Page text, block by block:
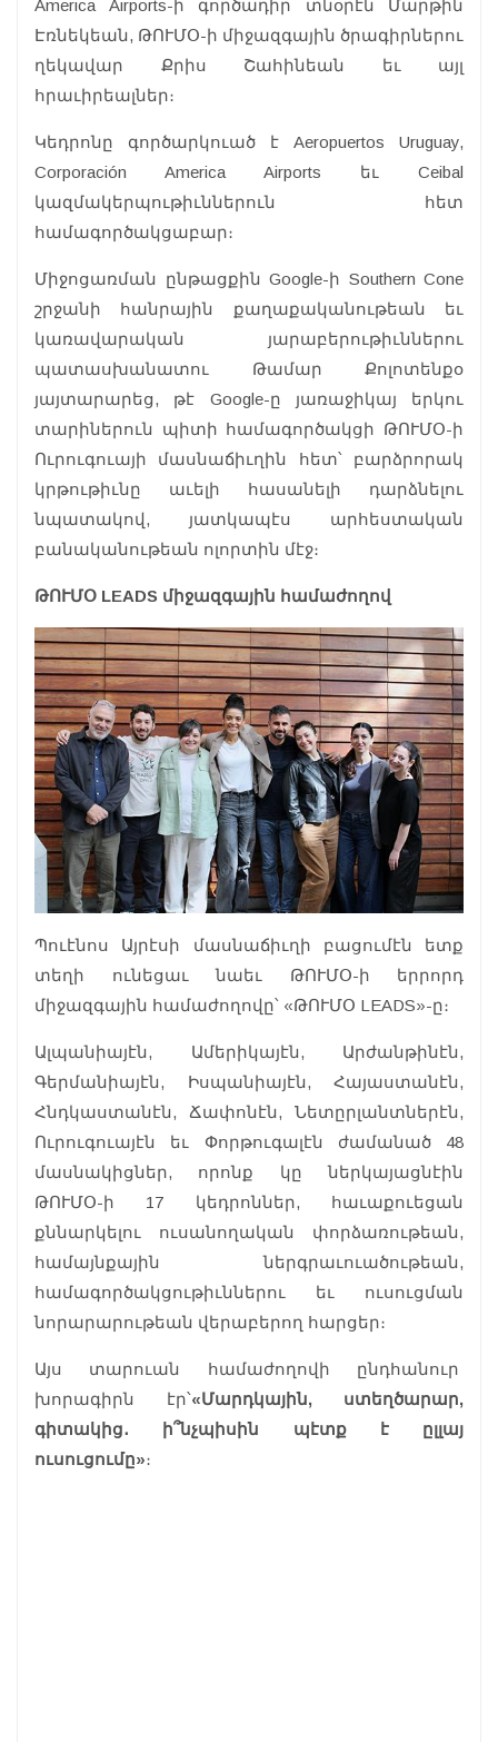
America Airports-ի գործադիր տնօրէն Մարթին
Էռնեկեան, ԹՈՒՄՕ-ի միջազգային ծրագիրներու
ղեկավար Քրիս Շահինեան եւ այլ
հրաւիրեալներ։
Կեդրոնը գործարկուած է Aeropuertos Uruguay,
Corporación America Airports եւ Ceibal
կազմակերպութիւններուն հետ
համագործակցաբար։
Միջոցառման ընթացքին Google-ի Southern Cone
շրջանի հանրային քաղաքականութեան եւ
կառավարական յարաբերութիւններու
պատասխանատու Թամար Քոլոտենքօ
յայտարարեց, թէ Google-ը յառաջիկայ երկու
տարիներուն պիտի համագործակցի ԹՈՒՄՕ-ի
Ուրուգուայի մասնաճիւղին հետ՝ բարձրորակ
կրթութիւնը աւելի հասանելի դարձնելու
նպատակով, յատկապէս արհեստական
բանականութեան ոլորտին մէջ։
ԹՈՒՄՕ LEADS միջազգային համաժողով
Պուէնոս Այրէսի մասնաճիւղի բացումէն ետք
տեղի ունեցաւ նաեւ ԹՈՒՄՕ-ի երրորդ
միջազգային համաժողովը՝ «ԹՈՒՄՕ LEADS»-ը։
Ալպանիայէն, Ամերիկայէն, Արժանթինէն,
Գերմանիայէն, Իսպանիայէն, Հայաստանէն,
Հնդկաստանէն, Ճափոնէն, Նետըրլանտներէն,
Ուրուգուայէն եւ Փորթուգալէն ժամանած 48
մասնակիցներ, որոնք կը ներկայացնէին
ԹՈՒՄՕ-ի 17 կեդրոններ, հաւաքուեցան
քննարկելու ուսանողական փորձառութեան,
համայնքային ներգրաւուածութեան,
համագործակցութիւններու եւ ուսուցման
նորարարութեան վերաբերող հարցեր։
Այս տարուան համաժողովի ընդհանուր
խորագիրն էր՝«Մարդկային, ստեղծարար,
գիտակից․ ի՞նչպիսին պէտք է ըլլայ
ուսուցումը»։